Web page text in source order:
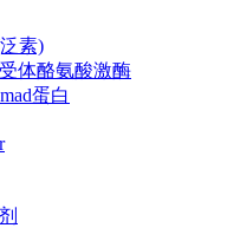
素)
体酪氨酸激酶
蛋白